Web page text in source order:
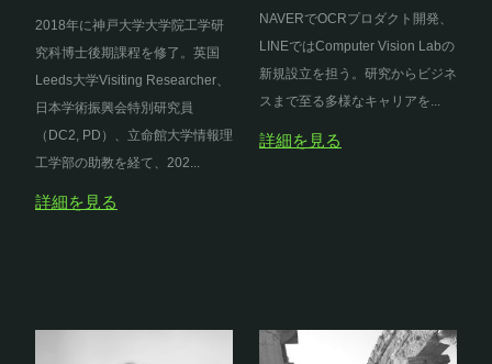
2018年に神戸大学大学院工学研
究科博士後期課程を修了。英国
Leeds大学Visiting Researcher、
日本学術振興会特別研究員
（DC2, PD）、立命館大学情報理
工学部の助教を経て、202...
詳細を見る
NAVERでOCRプロダクト開発、
LINEではComputer Vision Labの
新規設立を担う。研究からビジネ
スまで至る多様なキャリアを...
詳細を見る